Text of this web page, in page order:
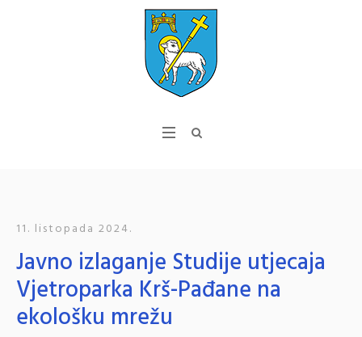
11. listopada 2024.
Javno izlaganje Studije utjecaja
Vjetroparka Krš-Pađane na
ekološku mrežu